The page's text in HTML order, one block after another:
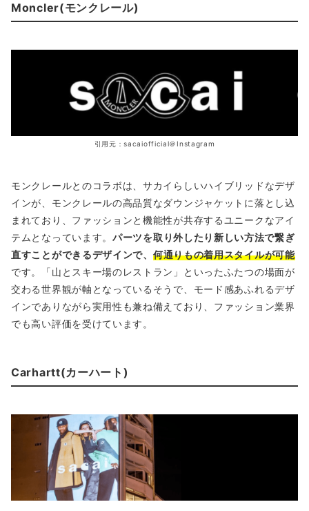
Moncler(モンクレール)
引用元：sacaiofficial＠Instagram
モンクレールとのコラボは、サカイらしいハイブリッドなデザ
インが、モンクレールの高品質なダウンジャケットに落とし込
まれており、ファッションと機能性が共存するユニークなアイ
テムとなっています。 パーツを取り外したり新しい方法で繋ぎ
直すことができるデザインで、 何通りもの着用スタイルが可能
です。「山とスキー場のレストラン」といったふたつの場面が
交わる世界観が軸となっているそうで、モード感あふれるデザ
インでありながら実用性も兼ね備えており、ファッション業界
でも高い評価を受けています。
Carhartt(カーハート)